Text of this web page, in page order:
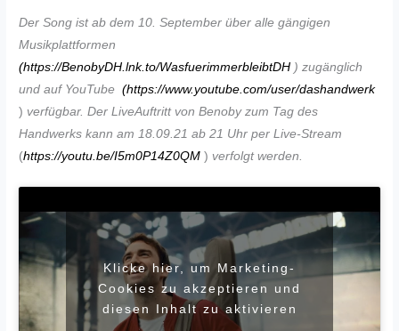
Der Song ist ab dem 10. September über alle gängigen
Musikplattformen
(https://BenobyDH.lnk.to/WasfuerimmerbleibtDH ) zugänglich
und auf YouTube(https://www.youtube.com/user/dashandwerk
) verfügbar. Der LiveAuftritt von Benoby zum Tag des
Handwerks kann am 18.09.21 ab 21 Uhr per Live-Stream
(https://youtu.be/I5m0P14Z0QM ) verfolgt werden.
Klicke hier, um Marketing-
Cookies zu akzeptieren und
diesen Inhalt zu aktivieren